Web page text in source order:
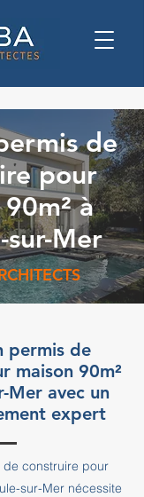
de
pour
à
sur-Mer
permis de
maison 90m²
Mer avec un
expert
construire pour
sur-Mer nécessite